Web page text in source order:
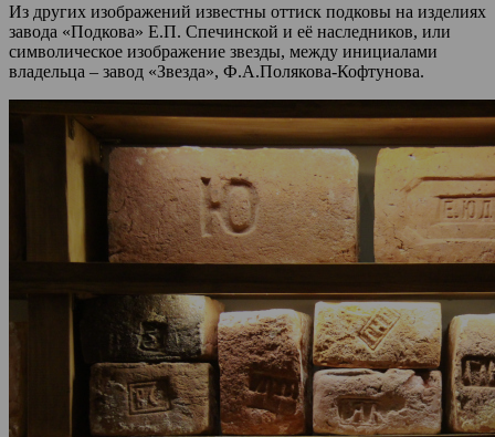
Из других изображений известны оттиск подковы на изделиях
завода «Подкова» Е.П. Спечинской и её наследников, или
символическое изображение звезды, между инициалами
владельца – завод «Звезда», Ф.А.Полякова-Кофтунова.